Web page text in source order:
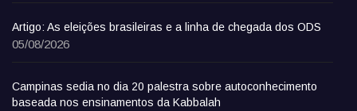
Artigo: As eleições brasileiras e a linha de chegada dos ODS
05/08/2026
Campinas sedia no dia 20 palestra sobre autoconhecimento
baseada nos ensinamentos da Kabbalah